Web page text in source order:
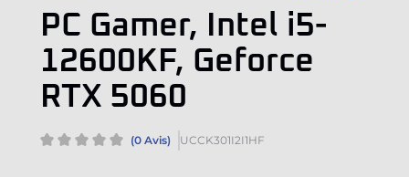
PC Gamer, Intel i5-
12600KF, Geforce
RTX 5060
(0 Avis) UCCK301I2I1HF